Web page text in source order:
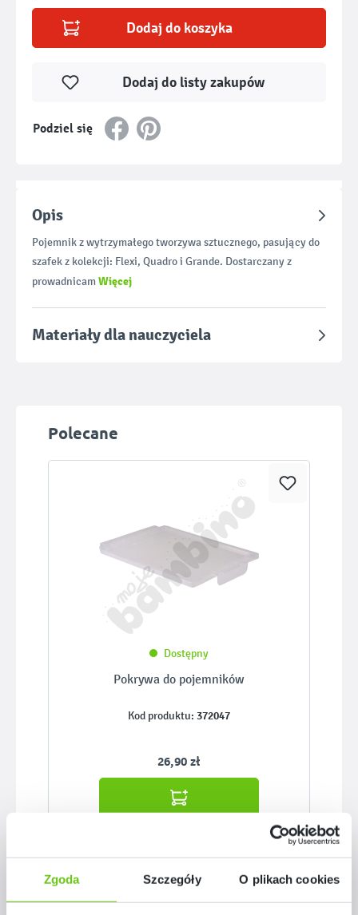
Zgoda Szczegóły O plikach cookies
Dodaj do koszyka
Podziel się
Dodaj do listy zakupów
Opis
Pojemnik z wytrzymałego tworzywa sztucznego, pasujący do
szafek z kolekcji: Flexi, Quadro i Grande. Dostarczany z
prowadnicamWięcej
Materiały dla nauczyciela
Pomiń galerię produktów
Polecane
Dostępny
Pokrywa do pojemników
Kod produktu: 372047
26,90 zł
Pomiń galerię produktów
Podobne z serii